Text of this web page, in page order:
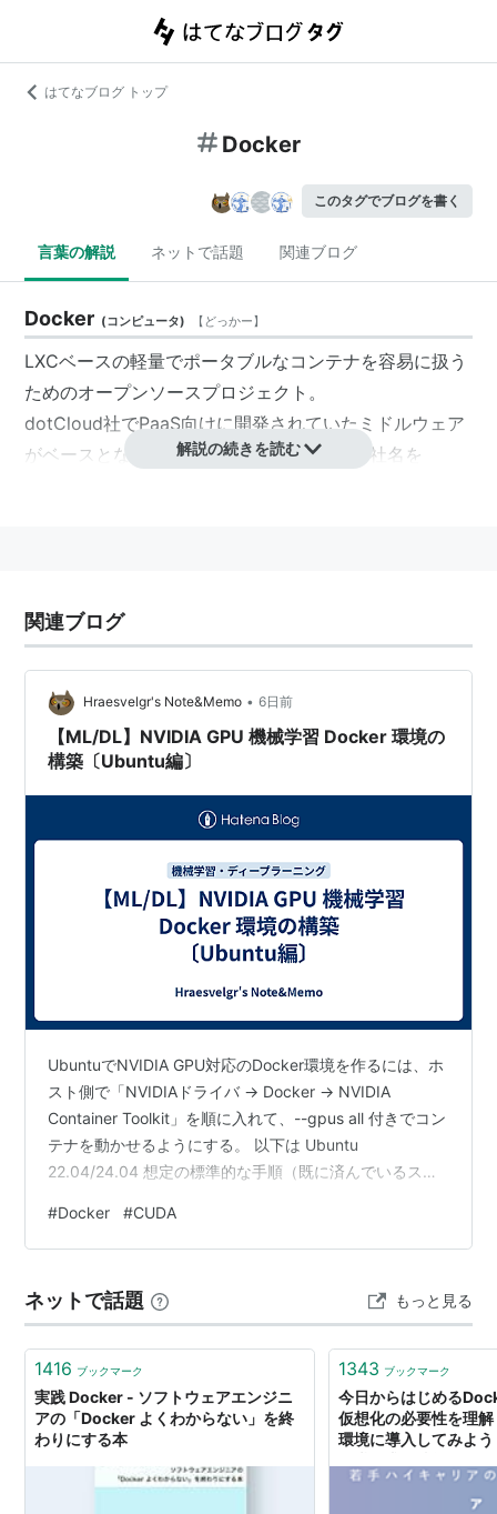
はてなブログ トップ
Docker
このタグでブログを書く
言葉の解説 ネットで話題 関連ブログ
Docker (コンピュータ) 【どっかー】
LXCベースの軽量でポータブルなコンテナを容易に扱う
ためのオープンソースプロジェクト。
dotCloud社でPaaS向けに開発されていたミドルウェア
がベースとなっており、dotCloud社自身も社名を
解説の続きを読む
関連ブログ
Hraesvelgr's Note&Memo • 6日前
【ML/DL】NVIDIA GPU 機械学習 Docker 環境の
構築〔Ubuntu編〕
UbuntuでNVIDIA GPU対応のDocker環境を作るには、ホ
スト側で「NVIDIAドライバ → Docker → NVIDIA
Container Toolkit」を順に入れて、--gpus all 付きでコン
テナを動かせるようにする。 以下は Ubuntu
22.04/24.04 想定の標準的な手順（既に済んでいるステ
ライバ） 1. GPU が見えているか確認 lspci | grep -i
nvidia 2. NVIDIA ドライバが動いているか確認 nvidia-
#Docker #CUDA
ネットで話題 もっと見る
1416 ブックマーク
実践 Docker - ソフトウェアエンジニ
アの「Docker よくわからない」を終
わりにする本
1343 ブックマーク
今日からはじめる
仮想化の必要性を理
環境に導入してみよ
（AMBI）